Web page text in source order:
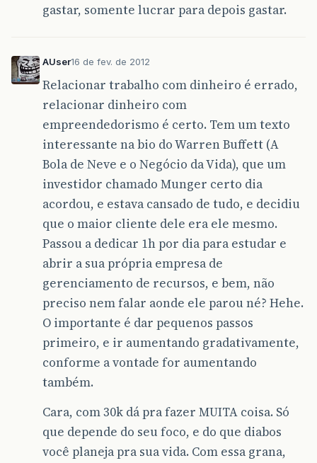
gastar, somente lucrar para depois gastar.
AUser16 de fev. de 2012
Relacionar trabalho com dinheiro é errado,
relacionar dinheiro com
empreendedorismo é certo. Tem um texto
interessante na bio do Warren Buffett (A
Bola de Neve e o Negócio da Vida), que um
investidor chamado Munger certo dia
acordou, e estava cansado de tudo, e decidiu
que o maior cliente dele era ele mesmo.
Passou a dedicar 1h por dia para estudar e
abrir a sua própria empresa de
gerenciamento de recursos, e bem, não
preciso nem falar aonde ele parou né? Hehe.
O importante é dar pequenos passos
primeiro, e ir aumentando gradativamente,
conforme a vontade for aumentando
também.
Cara, com 30k dá pra fazer MUITA coisa. Só
que depende do seu foco, e do que diabos
você planeja pra sua vida. Com essa grana,